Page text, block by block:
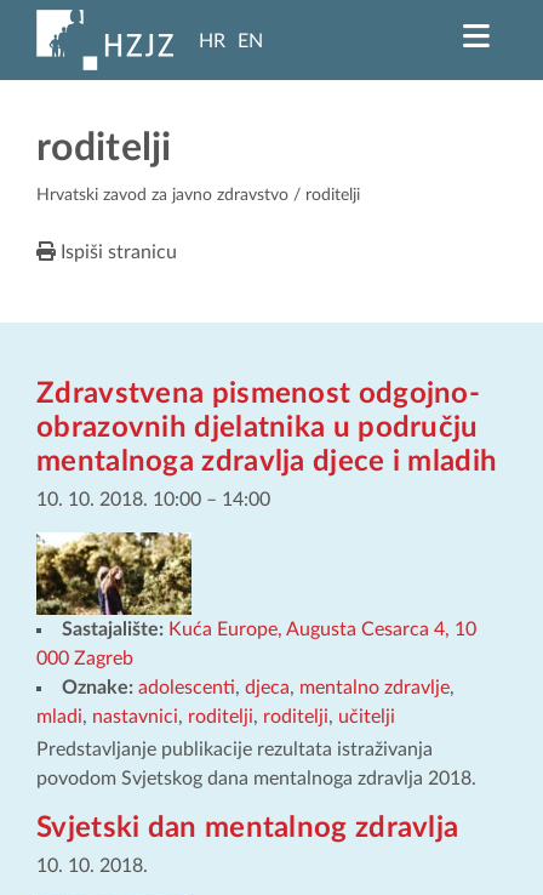
HR EN
roditelji
Hrvatski zavod za javno zdravstvo / roditelji
Ispiši stranicu
Zdravstvena pismenost odgojno-
obrazovnih djelatnika u području
mentalnoga zdravlja djece i mladih
10. 10. 2018. 10:00 – 14:00
Sastajalište: Kuća Europe, Augusta Cesarca 4, 10
000 Zagreb
Oznake: adolescenti, djeca, mentalno zdravlje,
mladi, nastavnici, roditelji, roditelji, učitelji
Predstavljanje publikacije rezultata istraživanja
povodom Svjetskog dana mentalnoga zdravlja 2018.
Svjetski dan mentalnog zdravlja
10. 10. 2018.